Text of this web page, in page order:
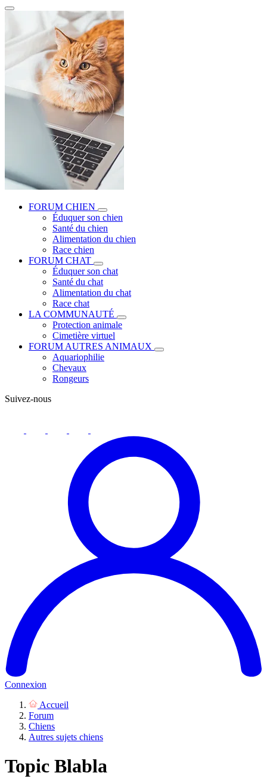
FORUM CHIEN
Éduquer son chien
Santé du chien
Alimentation du chien
Race chien
FORUM CHAT
Éduquer son chat
Santé du chat
Alimentation du chat
Race chat
LA COMMUNAUTÉ
Protection animale
Cimetière virtuel
FORUM AUTRES ANIMAUX
Aquariophilie
Chevaux
Rongeurs
Suivez-nous
Connexion
Accueil
Forum
Chiens
Autres sujets chiens
Topic Blabla